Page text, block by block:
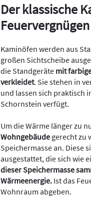
Der klassische
Feuervergnügen
Kaminöfen werden aus
großen Sichtscheibe
die Standgeräte mit
verkleidet. Sie stehen in
und lassen sich praktisch
Schornstein verfügt.
Um die Wärme länger zu
Wohngebäude gerecht zu
Speichermasse an. Diese
ausgestattet, die sich wie
dieser Speichermasse
Wärmeenergie. Ist das
Wohnraum abgeben.